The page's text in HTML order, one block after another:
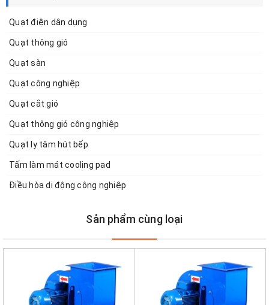
Quạt điện dân dụng
Quạt thông gió
Quạt sàn
Quạt công nghiệp
Quạt cắt gió
Quạt thông gió công nghiệp
Quạt ly tâm hút bếp
Tấm làm mát cooling pad
Điều hòa di động công nghiệp
Sản phẩm cùng loại